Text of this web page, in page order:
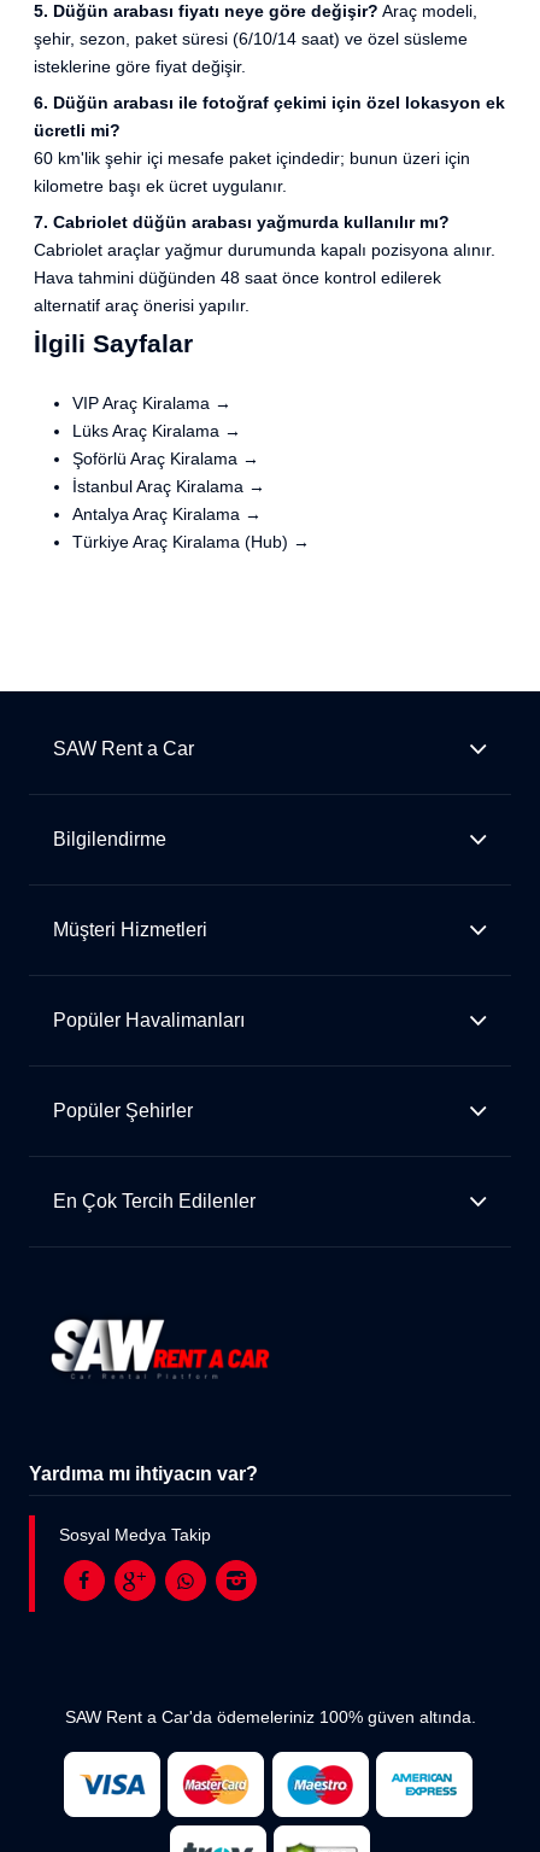
5. Düğün arabası fiyatı neye göre değişir? Araç modeli,
şehir, sezon, paket süresi (6/10/14 saat) ve özel süsleme
isteklerine göre fiyat değişir.
6. Düğün arabası ile fotoğraf çekimi için özel lokasyon ek
ücretli mi?
60 km'lik şehir içi mesafe paket içindedir; bunun üzeri için
kilometre başı ek ücret uygulanır.
7. Cabriolet düğün arabası yağmurda kullanılır mı?
Cabriolet araçlar yağmur durumunda kapalı pozisyona alınır.
Hava tahmini düğünden 48 saat önce kontrol edilerek
alternatif araç önerisi yapılır.
İlgili Sayfalar
VIP Araç Kiralama →
Lüks Araç Kiralama →
Şoförlü Araç Kiralama →
İstanbul Araç Kiralama →
Antalya Araç Kiralama →
Türkiye Araç Kiralama (Hub) →
SAW Rent a Car
Bilgilendirme
Müşteri Hizmetleri
Popüler Havalimanları
Popüler Şehirler
En Çok Tercih Edilenler
Yardıma mı ihtiyacın var?
Sosyal Medya Takip
SAW Rent a Car'da ödemeleriniz 100% güven altında.